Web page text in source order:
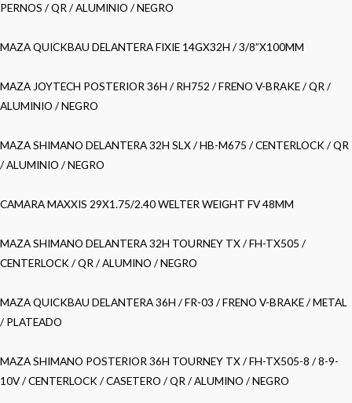
PERNOS / QR / ALUMINIO / NEGRO
MAZA QUICKBAU DELANTERA FIXIE 14GX32H / 3/8”X100MM
MAZA JOYTECH POSTERIOR 36H / RH752 / FRENO V-BRAKE / QR /
ALUMINIO / NEGRO
MAZA SHIMANO DELANTERA 32H SLX / HB-M675 / CENTERLOCK / QR
/ ALUMINIO / NEGRO
CAMARA MAXXIS 29X1.75/2.40 WELTER WEIGHT FV 48MM
MAZA SHIMANO DELANTERA 32H TOURNEY TX / FH-TX505 /
CENTERLOCK / QR / ALUMINO / NEGRO
MAZA QUICKBAU DELANTERA 36H / FR-03 / FRENO V-BRAKE / METAL
/ PLATEADO
MAZA SHIMANO POSTERIOR 36H TOURNEY TX / FH-TX505-8 / 8-9-
10V / CENTERLOCK / CASETERO / QR / ALUMINO / NEGRO